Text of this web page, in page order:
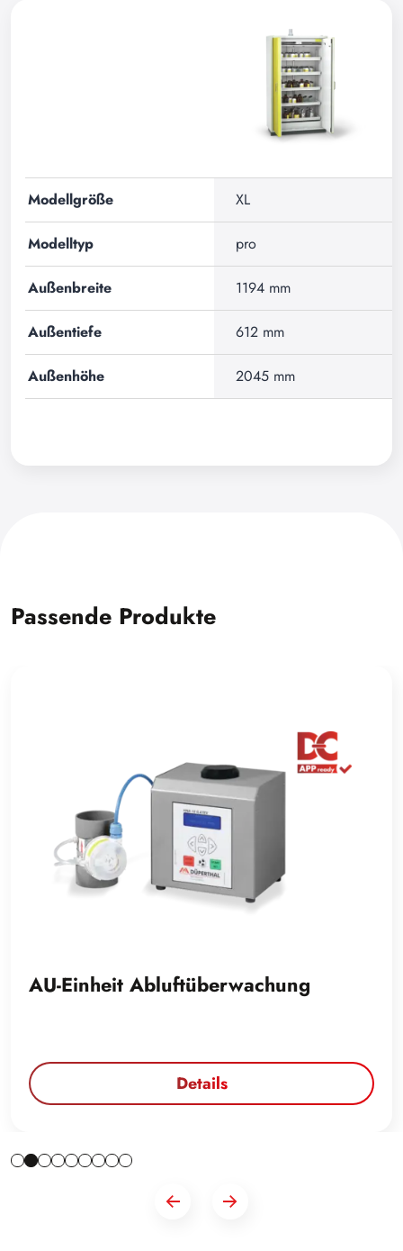
Modellgröße XL
Modelltyp pro
Außenbreite 1194 mm
Außentiefe 612 mm
Außenhöhe 2045 mm
Passende Produkte
AU-Einheit Abluftüberwachung
Details